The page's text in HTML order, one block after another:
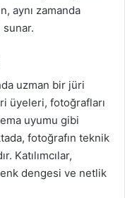
aynı zamanda
sunar.
uzman bir jüri
üyeleri, fotoğrafları
uyumu gibi
fotoğrafın teknik
Katılımcılar,
dengesi ve netlik